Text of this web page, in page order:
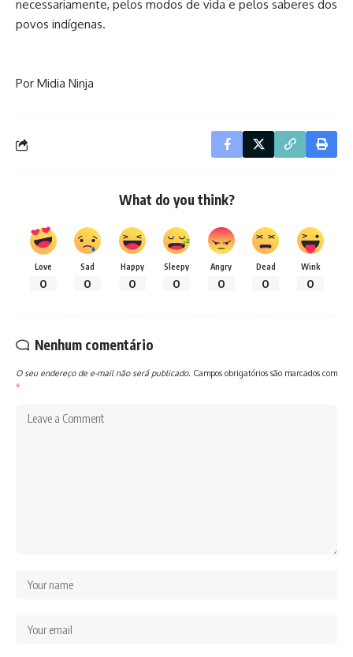
necessariamente, pelos modos de vida e pelos saberes dos
povos indígenas.
Por Midia Ninja
What do you think?
Love
0
Sad
0
Happy
0
Sleepy
0
Angry
0
Dead
0
Wink
0
Nenhum comentário
O seu endereço de e-mail não será publicado. Campos obrigatórios são marcados com
*